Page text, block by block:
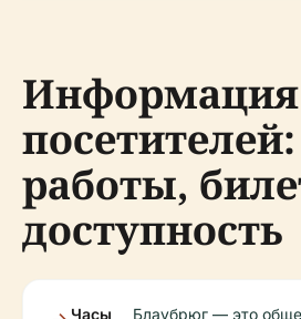
работы,
доступность
Часы
Блаубрюг — это